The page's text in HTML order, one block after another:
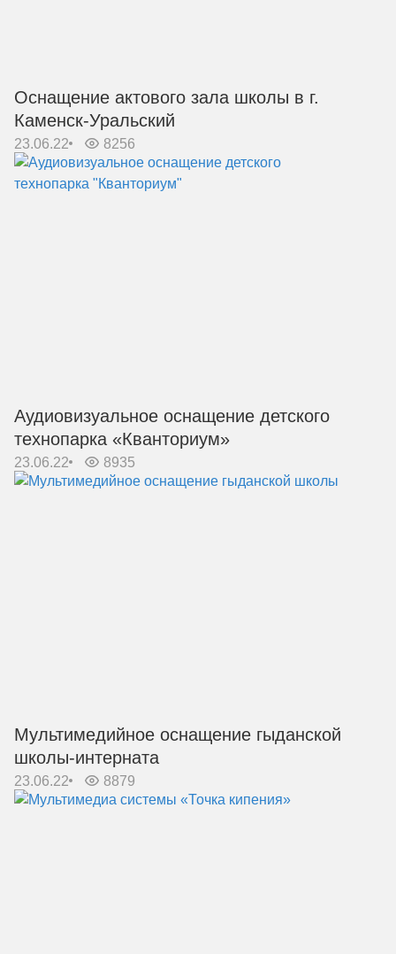
Оснащение актового зала школы в г.
Каменск-Уральский
23.06.22 8256
Аудиовизуальное оснащение детского
технопарка «Кванториум»
23.06.22 8935
Мультимедийное оснащение гыданской
школы-интерната
23.06.22 8879